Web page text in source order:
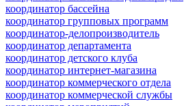
координатор бассейна
координатор групповых программ
координатор-делопроизводитель
координатор департамента
координатор детского клуба
координатор интернет-магазина
координатор коммерческого отдела
координатор коммерческой службы